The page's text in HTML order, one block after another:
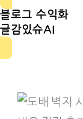
블로그 수익화
글감있슈AI